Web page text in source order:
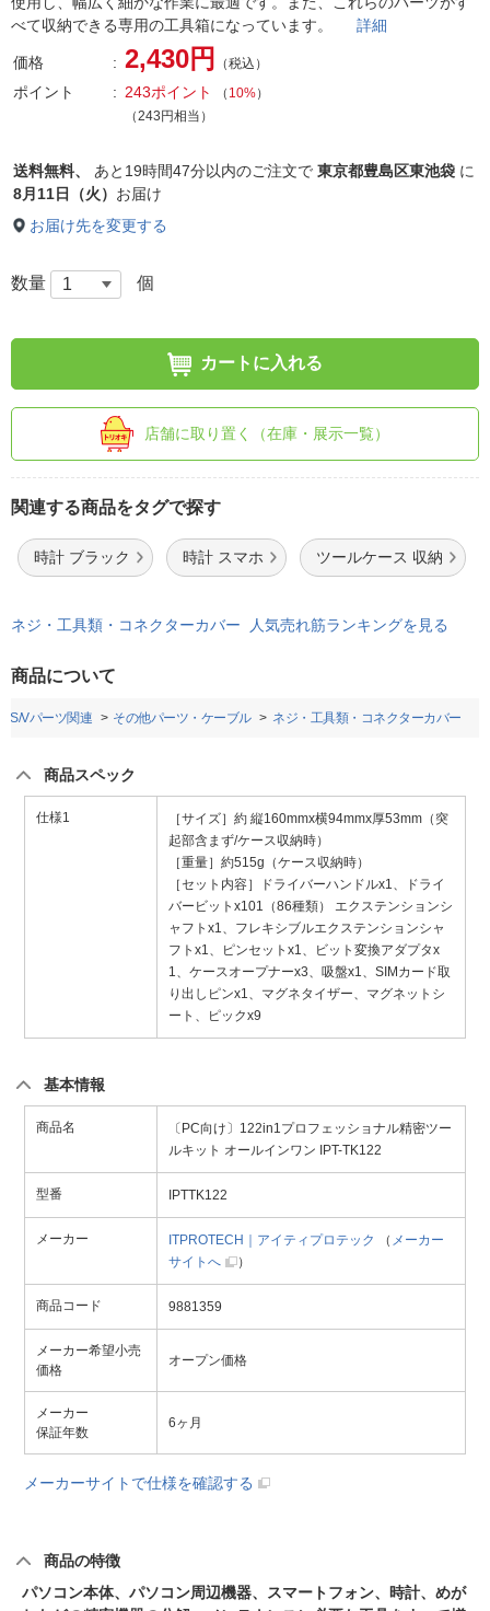
べて収納できる専用の工具箱になっています。 詳細
価格 2,430円 （税込）
ポイント 243ポイント （ 10%）
（243円相当）
送料無料、 あと 19時間47分以内のご注文で 東京都豊島区東池袋 に
8月11日（火） お届け
お届け先を変更する
数量 個
カートに入れる
店舗に取り置く（在庫・展示一覧）
関連する商品をタグで探す
時計 ブラック 時計 スマホ ツールケース 収納
ネジ・工具類・コネクターカバー 人気売れ筋ランキングを見る
商品について
Vパーツ関連 その他パーツ・ケーブル ネジ・工具類・コネクターカバー
商品スペック
仕様1
［サイズ］約 縦160mmx横94mmx厚53mm（突
起部含まず/ケース収納時）
［重量］約515g（ケース収納時）
［セット内容］ドライバーハンドルx1、ドライ
バービットx101（86種類） エクステンションシ
ャフトx1、フレキシブルエクステンションシャ
フトx1、ピンセットx1、ビット変換アダプタx
1、ケースオープナーx3、吸盤x1、SIMカード取
り出しピンx1、マグネタイザー、マグネットシ
ート、ピックx9
基本情報
商品名
〔PC向け〕122in1プロフェッショナル精密ツー
ルキット オールインワン IPT-TK122
型番 IPTTK122
メーカー ITPROTECH｜アイティプロテック （ メーカー
サイトへ
）
商品コード 9881359
メーカー希望小売
価格
オープン価格
メーカー
保証年数
6ヶ月
メーカーサイトで仕様を確認する
商品の特徴
パソコン本体、パソコン周辺機器、スマートフォン、時計、めが